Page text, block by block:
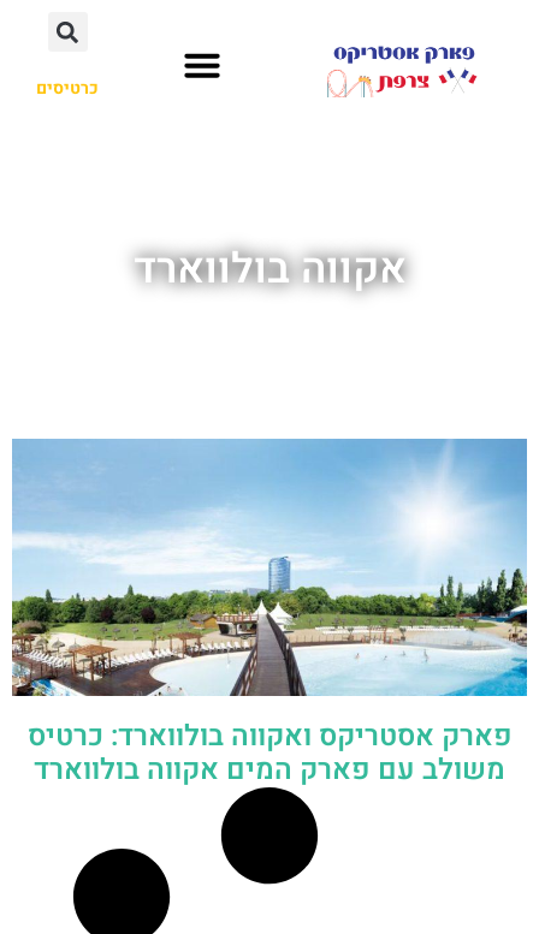
כרטיסים
אקווה בולווארד
פארק אסטריקס ואקווה בולווארד: כרטיס
משולב עם פארק המים אקווה בולווארד